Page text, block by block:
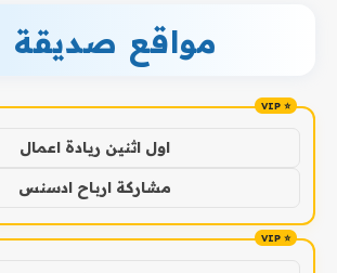
مواقع صديقة
اول اثنين ريادة اعمال
مشاركة ارباح ادسنس